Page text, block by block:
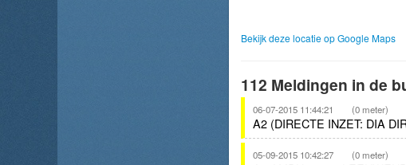
Bekijk deze locatie op Google Maps
112 Meldingen in de
06-07-2015 11:44:21 (0 meter)
A2 (DIRECTE INZET: DIA
05-09-2015 10:42:27 (0 meter)